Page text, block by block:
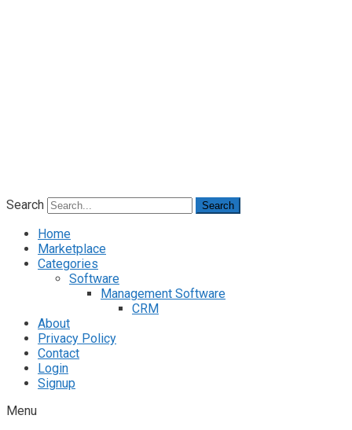
Search Search
Home
Marketplace
Categories
Software
Management Software
CRM
About
Privacy Policy
Contact
Login
Signup
Menu